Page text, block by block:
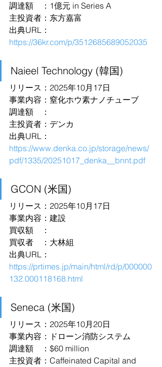
調達額　：1億元 in Series A
主投資者：东方嘉富
出典URL：
https://36kr.com/p/3512685689052035
Naieel Technology (韓国)
リリース：2025年10月17日
事業内容：窒化ホウ素ナノチューブ
調達額　：
主投資者：デンカ
出典URL：
https://www.denka.co.jp/storage/news/
pdf/1335/20251017_denka__bnnt.pdf
GCON (米国)
リリース：2025年10月17日
事業内容：建設
買収額　：
買収者　：大林組
出典URL：
https://prtimes.jp/main/html/rd/p/000000
132.000118168.html
Seneca (米国)
リリース：2025年10月20日
事業内容：ドローン消防システム
調達額　：$60 million
主投資者：Caffeinated Capital and